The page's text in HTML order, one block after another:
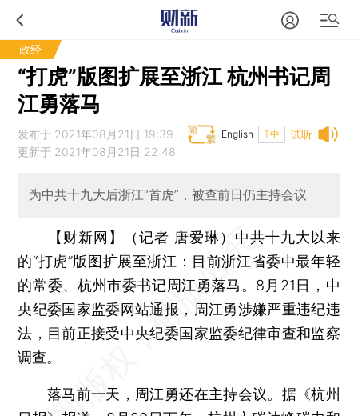
政经
“打虎”版图扩展至浙江 杭州书记周
江勇落马
试听
发布于 2021年08月21日 19:39
更新于 2021年08月21日 22:48
T中
English
为中共十九大后浙江“首虎”，被查前日仍主持会议
【财新网】（记者 唐爱琳） 中共十九大以来
的“打虎”版图扩展至浙江：目前浙江省委中最年轻
的常委、杭州市委书记周江勇落马。8月21日，中
央纪委国家监委网站通报，周江勇涉嫌严重违纪违
法，目前正接受中央纪委国家监委纪律审查和监察
调查。
落马前一天，周江勇还在主持会议。据《杭州